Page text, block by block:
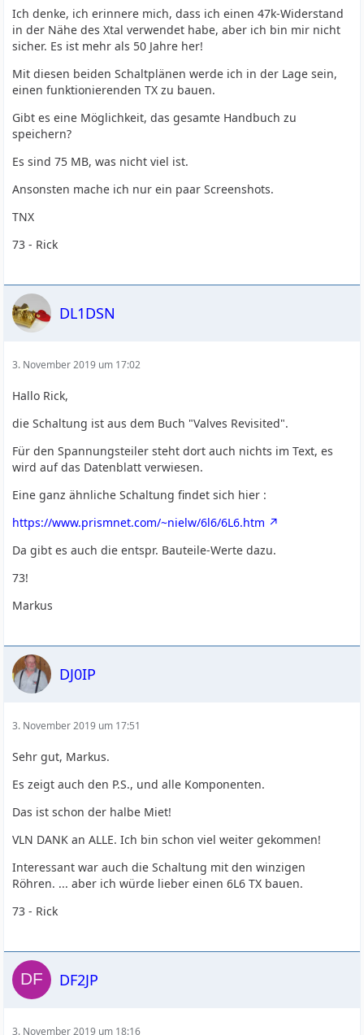
Ich denke, ich erinnere mich, dass ich einen 47k-Widerstand
in der Nähe des Xtal verwendet habe, aber ich bin mir nicht
sicher. Es ist mehr als 50 Jahre her!
Mit diesen beiden Schaltplänen werde ich in der Lage sein,
einen funktionierenden TX zu bauen.
Gibt es eine Möglichkeit, das gesamte Handbuch zu
speichern?
Es sind 75 MB, was nicht viel ist.
Ansonsten mache ich nur ein paar Screenshots.
TNX
73 - Rick
DL1DSN
3. November 2019 um 17:02
Hallo Rick,
die Schaltung ist aus dem Buch "Valves Revisited".
Für den Spannungsteiler steht dort auch nichts im Text, es
wird auf das Datenblatt verwiesen.
Eine ganz ähnliche Schaltung findet sich hier :
https://www.prismnet.com/~nielw/6l6/6L6.htm
Da gibt es auch die entspr. Bauteile-Werte dazu.
73!
Markus
DJ0IP
3. November 2019 um 17:51
Sehr gut, Markus.
Es zeigt auch den P.S., und alle Komponenten.
Das ist schon der halbe Miet!
VLN DANK an ALLE. Ich bin schon viel weiter gekommen!
Interessant war auch die Schaltung mit den winzigen
Röhren. ... aber ich würde lieber einen 6L6 TX bauen.
73 - Rick
DF2JP
3. November 2019 um 18:16